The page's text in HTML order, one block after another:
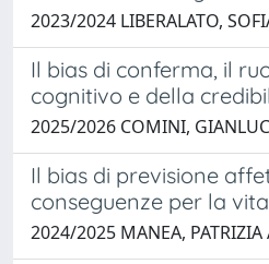
2023/2024 LIBERALATO,
Il bias di conferma, il
cognitivo e della
2025/2026 COMINI,
Il bias di previsione
conseguenze per la
2024/2025 MANEA, PATRIZIA